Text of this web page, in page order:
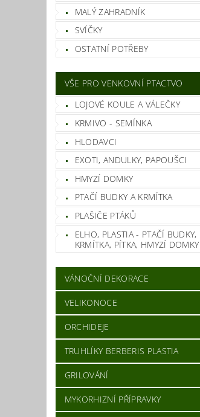
MALÝ ZAHRADNÍK
SVÍČKY
OSTATNÍ POTŘEBY
VŠE PRO VENKOVNÍ PTACTVO
LOJOVÉ KOULE A VÁLEČKY
KRMIVO - SEMÍNKA
HLODAVCI
EXOTI, ANDULKY, PAPOUŠCI
HMYZÍ DOMKY
PTAČÍ BUDKY A KRMÍTKA
PLAŠIČE PTÁKŮ
ELHO, PLASTIA - PTAČÍ BUDKY,
KRMÍTKA, PÍTKA, HMYZÍ DOMKY
VÁNOČNÍ DEKORACE
VELIKONOCE
ORCHIDEJE
TRUHLÍKY BERBERIS PLASTIA
GRILOVÁNÍ
MYKORHIZNÍ PŘÍPRAVKY